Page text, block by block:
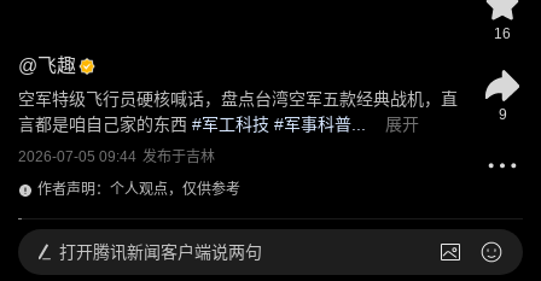
@飞趣
空军特级飞行员硬核喊话，盘点台湾空军五款经典战机，直
言都是咱自己家的东西 #军工科技 #军事科普... 展开
2026-07-05 09:44 发布于吉林
作者声明：个人观点，仅供参考
16
9
打开腾讯新闻客户端说两句